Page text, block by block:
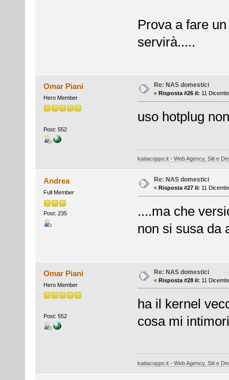
Prova a fare
servirà.....
Omar Piani
Hero Member
Post: 552
Re: NAS domestici
« Risposta #26 il: 11
uso hotplug
katiacoppo.it - Web Agency, Siti e
Andrea
Full Member
Post: 235
Re: NAS domestici
« Risposta #27 il: 11
....ma che
non si susa da
Omar Piani
Hero Member
Post: 552
Re: NAS domestici
« Risposta #28 il: 11
ha il kernel
cosa mi
katiacoppo.it - Web Agency, Siti e